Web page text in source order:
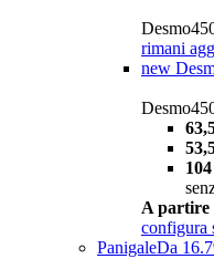
rimani
new
A partire
configura
PanigaleDa